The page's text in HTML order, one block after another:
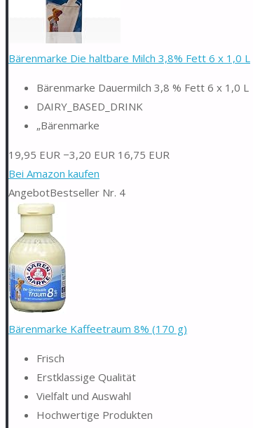
Bärenmarke Die haltbare Milch 3,8% Fett 6 x 1,0 L
Bärenmarke Dauermilch 3,8 % Fett 6 x 1,0 L
DAIRY_BASED_DRINK
„Bärenmarke
19,95 EUR −3,20 EUR 16,75 EUR
Bei Amazon kaufen
AngebotBestseller Nr. 4
Bärenmarke Kaffeetraum 8% (170 g)
Frisch
Erstklassige Qualität
Vielfalt und Auswahl
Hochwertige Produkten